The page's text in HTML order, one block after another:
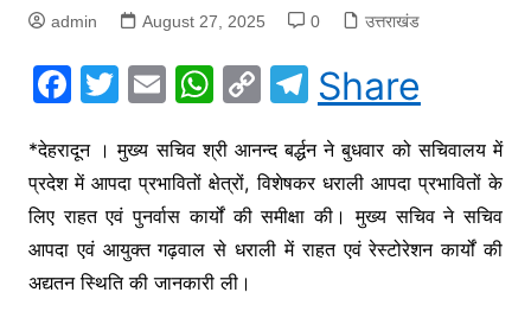
admin August 27, 2025 0 उत्तराखंड
F
c
e
b
o
T
itt
er
E
ai
l
W
at
s
A
p
C
p
y
Li
T
el
e
gr
a
m
Share
*देहरादून । मुख्य सचिव श्री आनन्द बर्द्धन ने बुधवार को सचिवालय में
प्रदेश में आपदा प्रभावितों क्षेत्रों, विशेषकर धराली आपदा प्रभावितों के
लिए राहत एवं पुनर्वास कार्यों की समीक्षा की। मुख्य सचिव ने सचिव
आपदा एवं आयुक्त गढ़वाल से धराली में राहत एवं रेस्टोरेशन कार्यों की
अद्यतन स्थिति की जानकारी ली।